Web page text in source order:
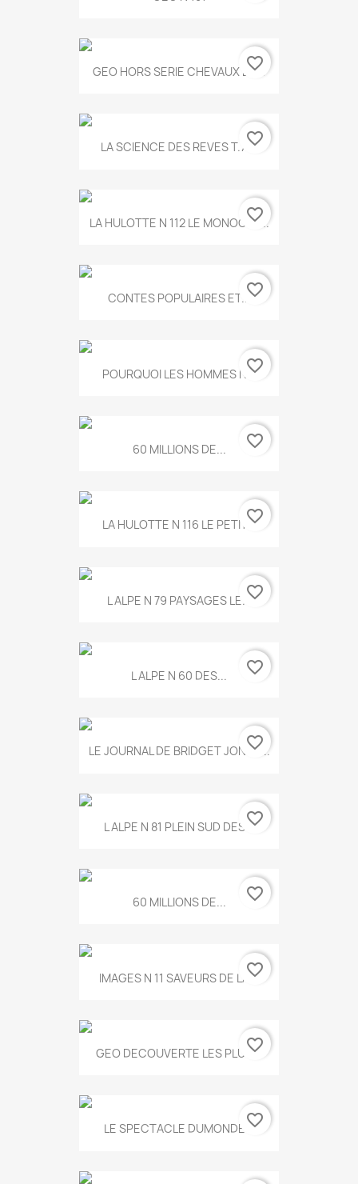
GEO HORS SERIE CHEVAUX ET...
favorite_border
LA SCIENCE DES REVES T.787
favorite_border
LA HULOTTE N 112 LE MONOCLE...
favorite_border
CONTES POPULAIRES ET...favorite_border
POURQUOI LES HOMMES N...favorite_border
60 MILLIONS DE... favorite_border
LA HULOTTE N 116 LE PETIT...favorite_border
L ALPE N 79 PAYSAGES LE...favorite_border
L ALPE N 60 DES... favorite_border
LE JOURNAL DE BRIDGET JONES...
favorite_border
L ALPE N 81 PLEIN SUD DES...favorite_border
60 MILLIONS DE... favorite_border
IMAGES N 11 SAVEURS DE LA...
favorite_border
GEO DECOUVERTE LES PLUS...
favorite_border
LE SPECTACLE DUMONDE...favorite_border